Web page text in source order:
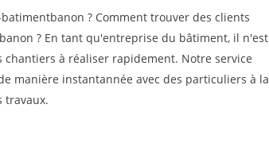
? Comment trouver des clients
? En tant qu'entreprise du bâtiment, il n'est
à réaliser rapidement. Notre service
manière instantannée avec des particuliers à la
travaux.